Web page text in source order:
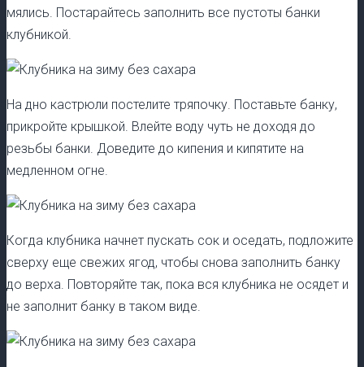
мялись. Постарайтесь заполнить все пустоты банки
клубникой.
На дно кастрюли постелите тряпочку. Поставьте банку,
прикройте крышкой. Влейте воду чуть не доходя до
резьбы банки. Доведите до кипения и кипятите на
медленном огне.
Когда клубника начнет пускать сок и оседать, подложите
сверху еще свежих ягод, чтобы снова заполнить банку
до верха. Повторяйте так, пока вся клубника не осядет и
не заполнит банку в таком виде.